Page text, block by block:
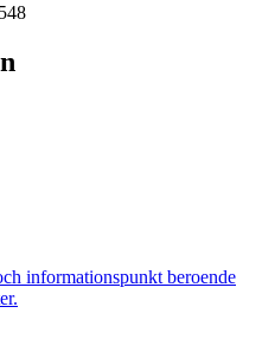
informationspunkt beroende